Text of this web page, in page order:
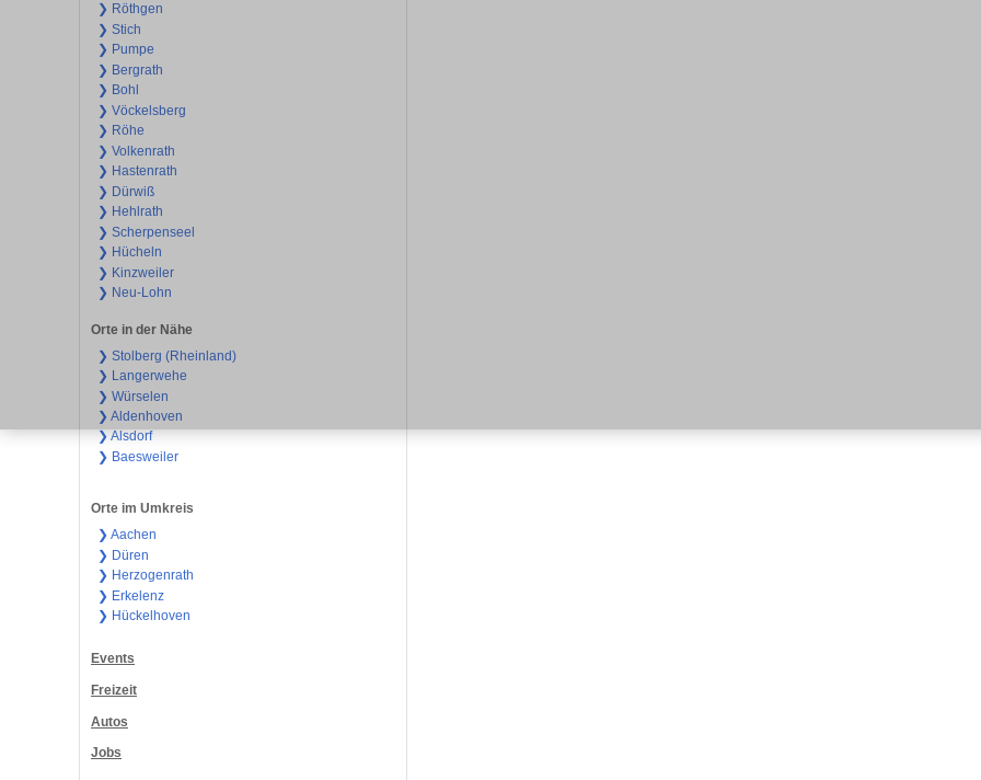
❯ Röthgen
❯ Stich
❯ Pumpe
❯ Bergrath
❯ Bohl
❯ Vöckelsberg
❯ Röhe
❯ Volkenrath
❯ Hastenrath
❯ Dürwiß
❯ Hehlrath
❯ Scherpenseel
❯ Hücheln
❯ Kinzweiler
❯ Neu-Lohn
Orte in der Nähe
❯ Stolberg (Rheinland)
❯ Langerwehe
❯ Würselen
❯ Aldenhoven
❯ Alsdorf
❯ Baesweiler
Orte im Umkreis
❯ Aachen
❯ Düren
❯ Herzogenrath
❯ Erkelenz
❯ Hückelhoven
Events
Freizeit
Autos
Jobs